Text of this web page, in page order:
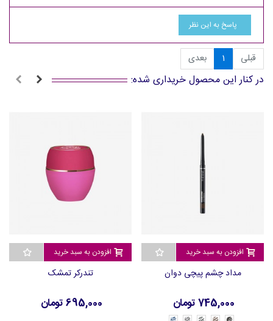
پاسخ به این نظر
قبلی 1 بعدی
در کنار این محصول خریداری شده:
افزودن به سبد خرید
مداد چشم پیچی دوان
745,000 تومان
افزودن به سبد خرید
تندرکر تمشک
695,000 تومان